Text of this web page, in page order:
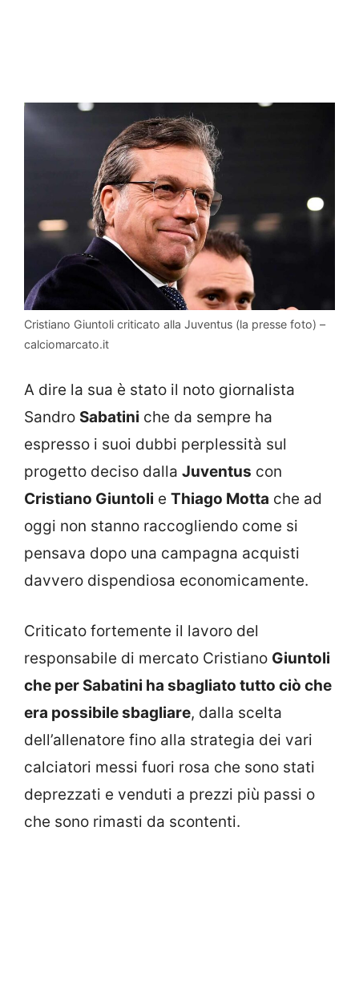
Cristiano Giuntoli criticato alla Juventus (la presse foto) –
calciomarcato.it
A dire la sua è stato il noto giornalista
Sandro Sabatini che da sempre ha
espresso i suoi dubbi perplessità sul
progetto deciso dalla Juventus con
Cristiano Giuntoli e Thiago Motta che ad
oggi non stanno raccogliendo come si
pensava dopo una campagna acquisti
davvero dispendiosa economicamente.
Criticato fortemente il lavoro del
responsabile di mercato Cristiano Giuntoli
che per Sabatini ha sbagliato tutto ciò che
era possibile sbagliare, dalla scelta
dell’allenatore fino alla strategia dei vari
calciatori messi fuori rosa che sono stati
deprezzati e venduti a prezzi più passi o
che sono rimasti da scontenti.